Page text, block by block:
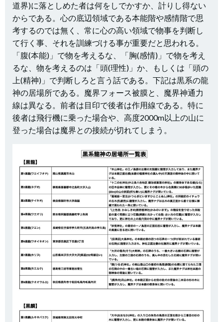
道界)に落としめた者は何をしでかすか、計りし得ない
からである。心の底辺領域である本能階や感情階で思
考するのでは無く、常に心の高い領域で物事を判断し
て行く事、それを訓練づける事が重要だと思われる。
「腹(本能)」で物を考えるな、「胸(感情)」で物を考え
るな、物を考えるのは「頭(理性)」か、もしくは「頭の
上(精神)」で判断しろと言う話である。下記は黒系の龍
神の居場所である。魔界フォース被膜と、魔界神通力
線は異なる。前者は目印で後者は作用線である。特に
後者は飛行機に乗った場合や、高度2000m以上の山に
登った場合は魔界との接続が切れてしまう。